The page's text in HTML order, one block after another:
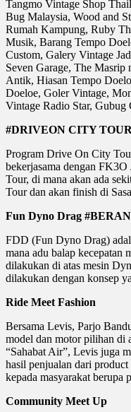
Tangmo Vintage Shop
Bug Malaysia, Wood and
Rumah Kampung, Ruby
Musik, Barang Tempo
Custom, Galery Vintage
Seven Garage, The
Antik, Hiasan Tempo
Doeloe, Goler Vintage,
Vintage Radio Star, Gubug
#DRIVEON CITY TOUR
Program Drive On City
bekerjasama dengan
Tour, di mana akan ada
Tour dan akan finish di
Fun Dyno Drag
FDD (Fun Dyno Drag)
mana adu balap kecepatan
dilakukan di atas mesin
dilakukan dengan konsep
Ride Meet Fashion
Bersama Levis, Parjo
model dan motor pilihan di
“Sahabat Air”, Levis juga
hasil penjualan dari
kepada masyarakat berupa
Community Meet Up